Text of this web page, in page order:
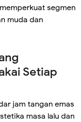
segmen
muda dan
Setiap
jam tangan emas
masa lalu dan